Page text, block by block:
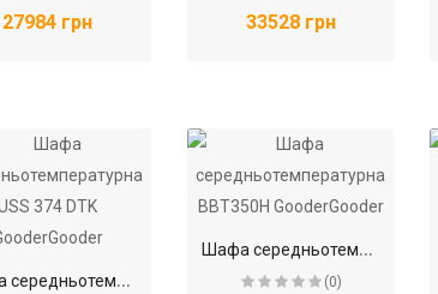
27984 грн 33528 грн
Ш
афа середньотемпературна USS 374 DTK GooderGooder
Ш
афа середньотемпературна ВВT350H GooderGooder
(0)